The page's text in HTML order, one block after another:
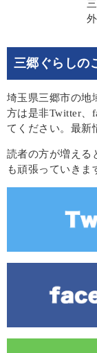
三郷ぐらしの
埼玉県三郷市の地
方は是非Twitter、
てください。最新
読者の方が増える
も頑張っていきま